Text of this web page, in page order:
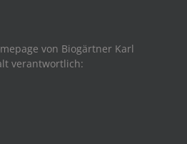
von Biogärtner Karl
verantwortlich: